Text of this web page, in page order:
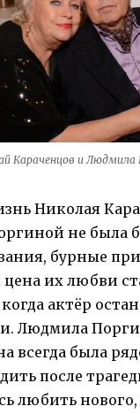
Караченцов и Людмила
Николая
не была
бурные
их любви
актёр
Людмила
всегда была
после
любить